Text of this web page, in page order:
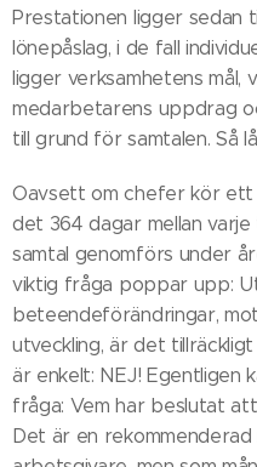
Prestationen ligger sedan
lönepåslag, i de fall
ligger verksamhetens mål,
medarbetarens uppdrag
till grund för samtalen. Så
Oavsett om chefer kör ett
det 364 dagar mellan
samtal genomförs under
viktig fråga poppar upp:
beteendeförändringar,
utveckling, är det
är enkelt: NEJ! Egentligen
fråga: Vem har beslutat
Det är en rekommenderad